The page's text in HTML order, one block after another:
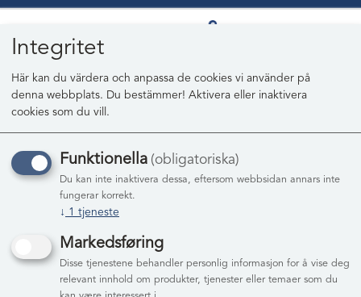
Registrera dig.
Integritet
Här kan du värdera och anpassa de cookies vi använder på
denna webbplats. Du bestämmer! Aktivera eller inaktivera
cookies som du vill.
Funktionella (obligatoriska)
Du kan inte inaktivera dessa, eftersom webbsidan annars inte
fungerar korrekt.
↓ 1 tjeneste
Markedsføring
Disse tjenestene behandler personlig informasjon for å vise deg
relevant innhold om produkter, tjenester eller temaer som du